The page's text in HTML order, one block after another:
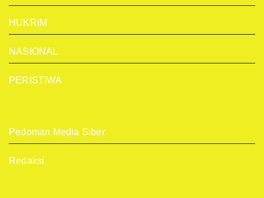
HUKRIM
NASIONAL
PERISTIWA
Pedoman Media Siber
Redaksi